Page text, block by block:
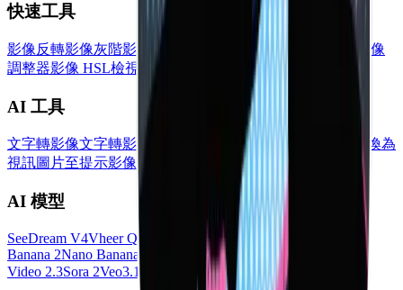
快速工具
影像反轉影像灰階影像 黑白 影像模糊
影像
調整器影像 HSL檢視所有工具
AI 工具
文字轉影像文字轉影片 多重影像至影像
圖片轉換為
視訊圖片至提示影像轉文字 檢視所有工具
AI 模型
SeeDream V4Vheer Quality Flux Klein Minimax Image 01
Nano
Banana 2Nano Banana Pro SeeDance V1.5 Pro Hailuo 2.3
Video 2.3Sora 2Veo3.1 →